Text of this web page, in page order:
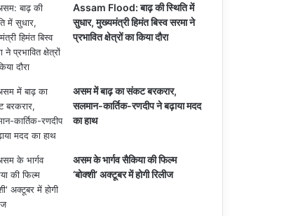
Assam Flood: बाढ़ की स्थिति में
सुधार, मुख्यमंत्री हिमंत बिस्व सरमा ने
प्रभावित क्षेत्रों का किया दौरा
असम में बाढ़ का संकट बरकरार,
सलमान-कार्तिक-रणदीप ने बढ़ाया मदद
का हाथ
असम के भार्गव सैकिया की फिल्म
‘बोक्शी’ अक्टूबर में होगी रिलीज